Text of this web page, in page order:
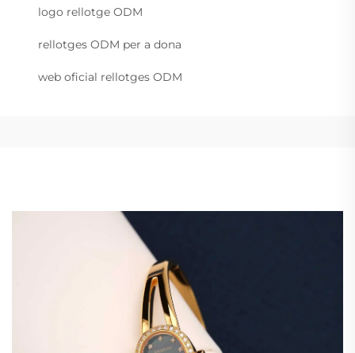
logo rellotge ODM
rellotges ODM per a dona
web oficial rellotges ODM